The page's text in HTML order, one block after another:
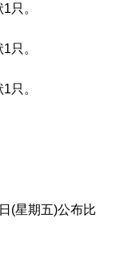
只。
只。
只。
(星期五)公布比